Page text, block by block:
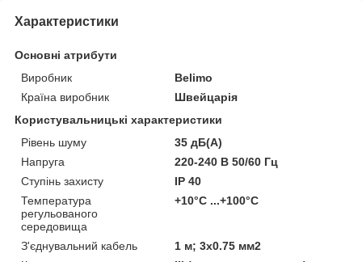
Характеристики
Основні атрибути
Виробник
Belimo
Країна виробник
Швейцарія
Користувальницькі характеристики
Рівень шуму
35 дБ(A)
Напруга
220-240 В 50/60 Гц
Ступінь захисту
IP 40
Температура
регульованого
середовища
+10°С ...+100°С
З'єднувальний кабель
1 м; 3х0.75 мм2